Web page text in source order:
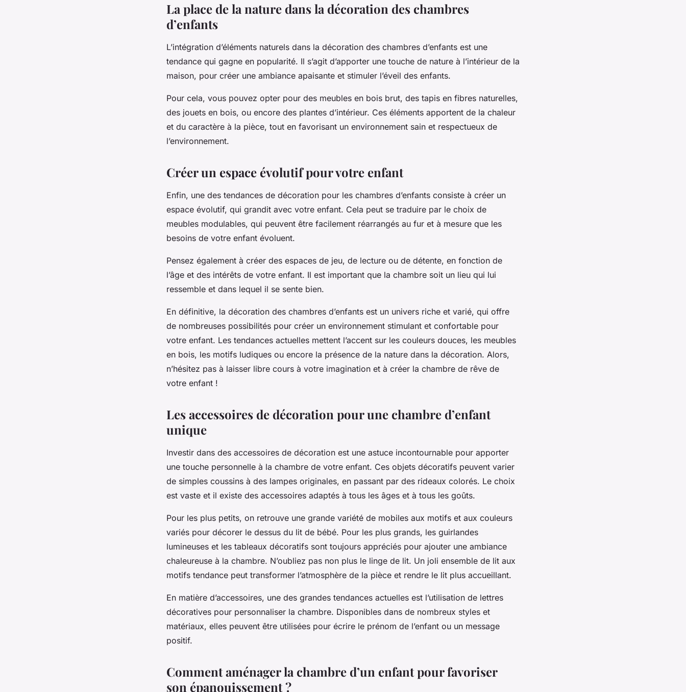
La place de la nature dans la décoration des chambres
d’enfants
L’intégration d’éléments naturels dans la décoration des chambres d’enfants est une
tendance qui gagne en popularité. Il s’agit d’apporter une touche de nature à l’intérieur de la
maison, pour créer une ambiance apaisante et stimuler l’éveil des enfants.
Pour cela, vous pouvez opter pour des meubles en bois brut, des tapis en fibres naturelles,
des jouets en bois, ou encore des plantes d’intérieur. Ces éléments apportent de la chaleur
et du caractère à la pièce, tout en favorisant un environnement sain et respectueux de
l’environnement.
Créer un espace évolutif pour votre enfant
Enfin, une des tendances de décoration pour les chambres d’enfants consiste à créer un
espace évolutif, qui grandit avec votre enfant. Cela peut se traduire par le choix de
meubles modulables, qui peuvent être facilement réarrangés au fur et à mesure que les
besoins de votre enfant évoluent.
Pensez également à créer des espaces de jeu, de lecture ou de détente, en fonction de
l’âge et des intérêts de votre enfant. Il est important que la chambre soit un lieu qui lui
ressemble et dans lequel il se sente bien.
En définitive, la décoration des chambres d’enfants est un univers riche et varié, qui offre
de nombreuses possibilités pour créer un environnement stimulant et confortable pour
votre enfant. Les tendances actuelles mettent l’accent sur les couleurs douces, les meubles
en bois, les motifs ludiques ou encore la présence de la nature dans la décoration. Alors,
n’hésitez pas à laisser libre cours à votre imagination et à créer la chambre de rêve de
votre enfant !
Les accessoires de décoration pour une chambre d’enfant
unique
Investir dans des accessoires de décoration est une astuce incontournable pour apporter
une touche personnelle à la chambre de votre enfant. Ces objets décoratifs peuvent varier
de simples coussins à des lampes originales, en passant par des rideaux colorés. Le choix
est vaste et il existe des accessoires adaptés à tous les âges et à tous les goûts.
Pour les plus petits, on retrouve une grande variété de mobiles aux motifs et aux couleurs
variés pour décorer le dessus du lit de bébé. Pour les plus grands, les guirlandes
lumineuses et les tableaux décoratifs sont toujours appréciés pour ajouter une ambiance
chaleureuse à la chambre. N’oubliez pas non plus le linge de lit. Un joli ensemble de lit aux
motifs tendance peut transformer l’atmosphère de la pièce et rendre le lit plus accueillant.
En matière d’accessoires, une des grandes tendances actuelles est l’utilisation de lettres
décoratives pour personnaliser la chambre. Disponibles dans de nombreux styles et
matériaux, elles peuvent être utilisées pour écrire le prénom de l’enfant ou un message
positif.
Comment aménager la chambre d’un enfant pour favoriser
son épanouissement ?